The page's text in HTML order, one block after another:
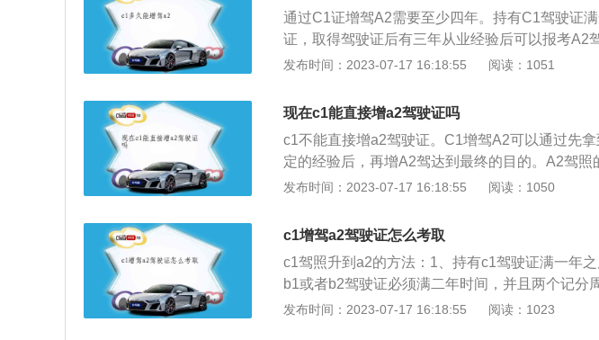
通过C1证增驾A2需要至少四年。持有C1驾驶证
证，取得驾驶证后有三年从业经验后可以报考A2
年，增驾B1；持有B1驾驶证三年之后，增驾A2。
后三年驾驶经验后，也能够增驾A2驾驶证。这种
1驾驶证增驾的形式考试。根据《机动车驾驶证申
和国公安部令第162号）第十七条：已持有机动
的，应当在本记分周期和申请前最近一个记分周
加中型客车、牵引车、大型客车准驾车型的，还
汽车、低速载货汽车或者三轮汽车准驾车型资格
三个记分周期内没有记满12分记录。
发布时间：2023-07-17 16:18:55 阅读：1051
现在c1能直接增a2驾驶证吗
c1不能直接增a2驾驶证。C1增驾A2可以通过先
定的经验后，再增A2驾达到最终的目的。A2驾照
公安交警车管机关核发的有效A2驾照能驾驶重型
驶证申领和使用规定》第十七条规定，已持有机
的，应当在本记分周期和申请前最近一个记分周
加轻型牵引挂车、中型客车、重型牵引挂车、大
下列规定：（一）申请增加轻型牵引挂车准驾车
型自动挡汽车准驾车型资格一年以上；（二）申
发布时间：2023-07-17 16:18:55 阅读：1050
c1增驾a2驾驶证怎么考取
c1驾照升到a2的方法：1、持有c1驾驶证满一年
b1或者b2驾驶证必须满二年时间，并且两个记分
2。a2不可增驾的情况：1、在当今记分周期内及
发布时间：2023-07-17 16:18:55 阅读：1023